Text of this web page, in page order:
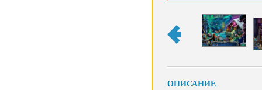
ОПИСАНИЕ